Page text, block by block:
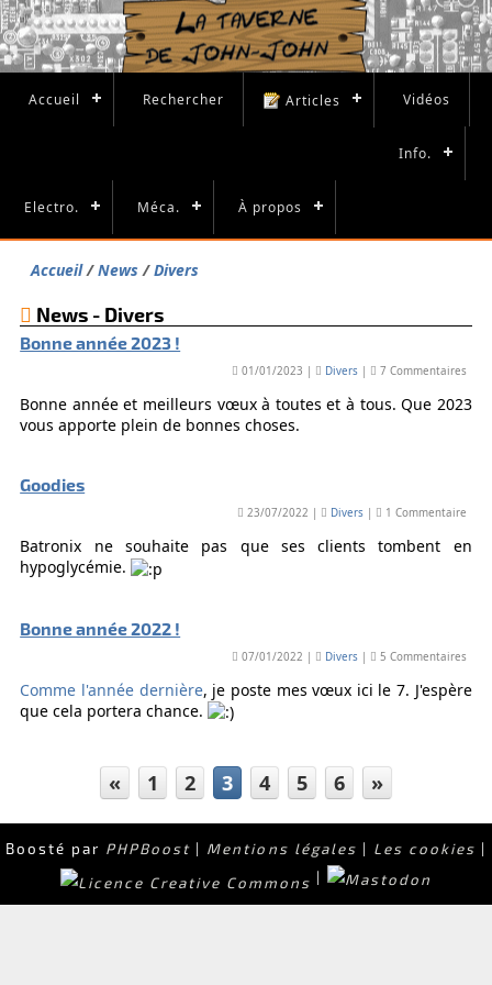
Accueil Rechercher Articles Vidéos
Info.
Electro. Méca. À propos
Accueil News Divers
News - Divers
Bonne année 2023 !
01/01/2023 | Divers| 7 Commentaires
Bonne année et meilleurs vœux à toutes et à tous. Que 2023
vous apporte plein de bonnes choses.
Goodies
23/07/2022 | Divers| 1 Commentaire
Batronix ne souhaite pas que ses clients tombent en
hypoglycémie.
Bonne année 2022 !
07/01/2022 | Divers| 5 Commentaires
Comme l'année dernière, je poste mes vœux ici le 7. J'espère
que cela portera chance.
« 1 2 3 4 5 6 »
Boosté par PHPBoost | Mentions légales | Les cookies |
|